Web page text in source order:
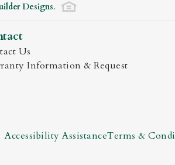
Designs.
Us
Information & Request
Accessibility AssistanceTerms &